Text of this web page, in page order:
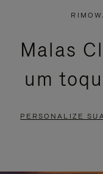
Malas
um
PERSONALIZE